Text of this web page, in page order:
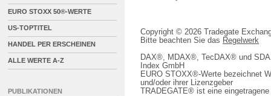
Copyright © 2026 Tradegate
Bitte beachten Sie das Regelwerk
DAX®, MDAX®, TecDAX® und
Index GmbH
EURO STOXX®-Werte bezeichnet
und/oder ihrer Lizenzgeber
TRADEGATE® ist eine
EURO STOXX 50®-WERTE
US-TOPTITEL
HANDEL PER ERSCHEINEN
ALLE WERTE A-Z
PUBLIKATIONEN